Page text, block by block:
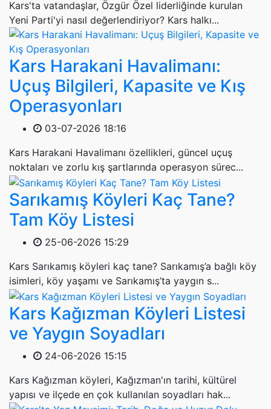
Kars'ta vatandaşlar, Özgür Özel liderliğinde kurulan
Yeni Parti'yi nasıl değerlendiriyor? Kars halkı...
Kars Harakani Havalimanı:
Uçuş Bilgileri, Kapasite ve Kış
Operasyonları
03-07-2026 18:16
Kars Harakani Havalimanı özellikleri, güncel uçuş
noktaları ve zorlu kış şartlarında operasyon sürec...
Sarıkamış Köyleri Kaç Tane?
Tam Köy Listesi
25-06-2026 15:29
Kars Sarıkamış köyleri kaç tane? Sarıkamış’a bağlı köy
isimleri, köy yaşamı ve Sarıkamış’ta yaygın s...
Kars Kağızman Köyleri Listesi
ve Yaygın Soyadları
24-06-2026 15:15
Kars Kağızman köyleri, Kağızman'ın tarihi, kültürel
yapısı ve ilçede en çok kullanılan soyadları hak...